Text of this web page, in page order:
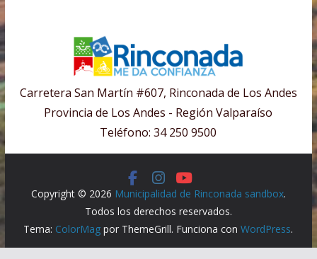
Carretera San Martín #607, Rinconada de Los Andes
Provincia de Los Andes - Región Valparaíso
Teléfono: 34 250 9500
Copyright © 2026 Municipalidad de Rinconada sandbox.
Todos los derechos reservados.
Tema: ColorMag por ThemeGrill. Funciona conWordPress.